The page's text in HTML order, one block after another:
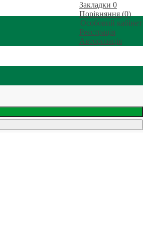
Закладки 0
Порівняння (0)
Особовий кабінет
Реєстрація
Авторизація